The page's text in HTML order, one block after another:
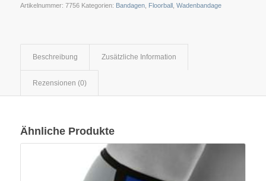
Artikelnummer: 7756 Kategorien: Bandagen, Floorball Wadenbandage
Beschreibung Zusätzliche Information
Rezensionen (0)
Ähnliche Produkte